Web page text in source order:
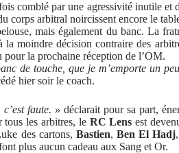
comblé par une agressivité inutile et
corps arbitral noircissent encore le
mais également du banc. La
moindre décision contraire des
pour la prochaine réception de l’OM.
de touche, que je m’emporte un
hier soir le coach.
faute. » déclarait pour sa part,
tous les arbitres, le RC Lens est
des cartons, Bastien, Ben El Hadj,
plus aucun cadeau aux Sang et Or.